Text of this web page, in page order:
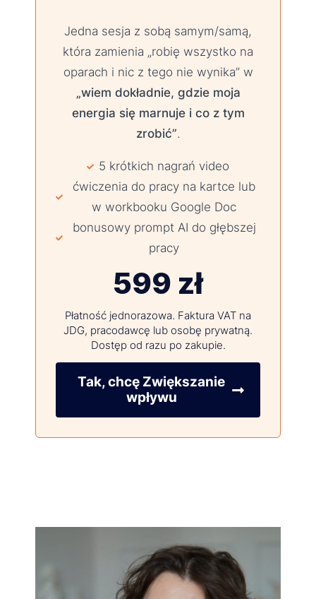
Jedna sesja z sobą samym/samą,
która zamienia „robię wszystko na
oparach i nic z tego nie wynika” w
„wiem dokładnie, gdzie moja
energia się marnuje i co z tym
zrobić”.
5 krótkich nagrań video
ćwiczenia do pracy na kartce lub
w workbooku Google Doc
bonusowy prompt AI do głębszej
pracy
599 zł
Płatność jednorazowa. Faktura VAT na
JDG, pracodawcę lub osobę prywatną.
Dostęp od razu po zakupie.
Tak, chcę Zwiększanie
wpływu